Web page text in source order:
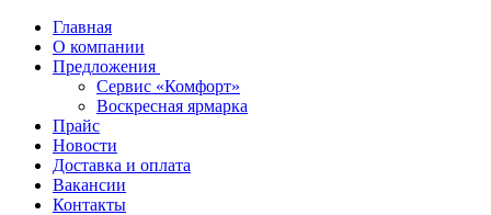
Главная
О компании
Предложения
Сервис «Комфорт»
Воскресная ярмарка
Прайс
Новости
Доставка и оплата
Вакансии
Контакты